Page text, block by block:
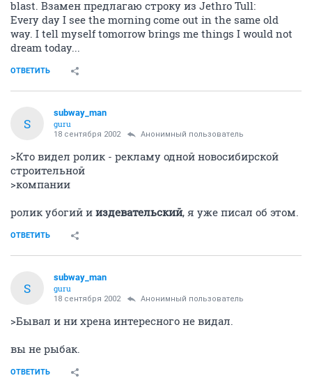
blast. Взамен предлагаю строку из Jethro Tull:
Every day I see the morning come out in the same old
way. I tell myself tomorrow brings me things I would not
dream today...
ОТВЕТИТЬ
S
subway_man
guru
18 сентября 2002 Анонимный пользователь
>Кто видел ролик - рекламу одной новосибирской
строительной
>компании
ролик убогий и издевательский, я уже писал об этом.
ОТВЕТИТЬ
S
subway_man
guru
18 сентября 2002 Анонимный пользователь
>Бывал и ни хрена интересного не видал.
вы не рыбак.
ОТВЕТИТЬ